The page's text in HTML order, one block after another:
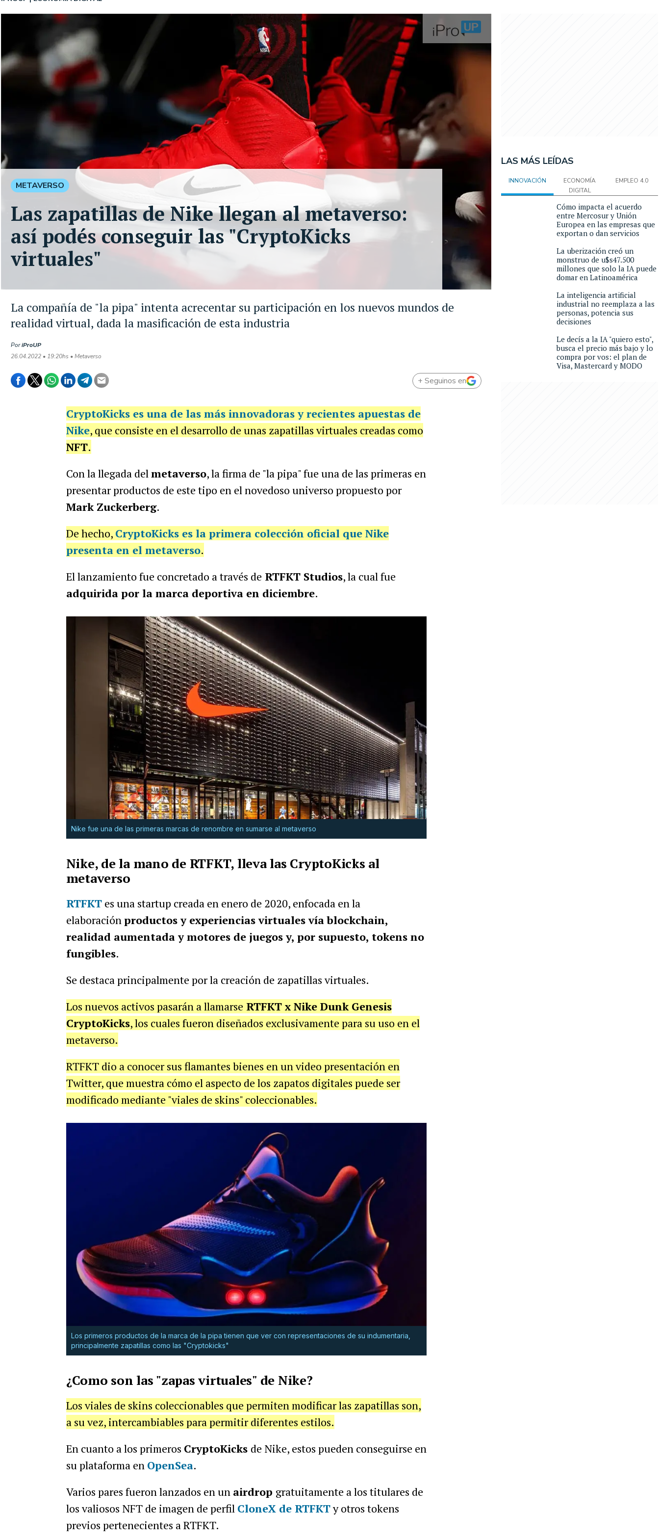
La compañía de "la pipa" intenta acrecentar su participación en los nuevos mundos de
realidad virtual, dada la masificación de esta industria
PoriProUP
26.04.2022 • 19:20hs • Metaverso
METAVERSO
Las zapatillas de Nike llegan al metaverso:
así podés conseguir las "CryptoKicks
virtuales"
+ Seguinos en
CryptoKicks es una de las más innovadoras y recientes apuestas de
Nike, que consiste en el desarrollo de unas zapatillas virtuales creadas como
NFT.
Con la llegada delmetaverso, la firma de "la pipa" fue una de las primeras en
presentar productos de este tipo en el novedoso universo propuesto por
Mark Zuckerberg.
De hecho, CryptoKicks es la primera colección oficial que Nike
presenta en el metaverso.
El lanzamiento fue concretado a través de RTFKT Studios, la cual fue
adquirida por la marca deportiva en diciembre.
Nike fue una de las primeras marcas de renombre en sumarse al metaverso
Nike, de la mano de RTFKT, lleva las CryptoKicks al
metaverso
RTFKTes una startup creada en enero de 2020, enfocada en la
elaboraciónproductos y experiencias virtuales vía blockchain,
realidad aumentada y motores de juegos y, por supuesto, tokens no
fungibles.
Se destaca principalmente por la creación de zapatillas virtuales.
Los nuevos activos pasarán a llamarse RTFKT x Nike Dunk Genesis
CryptoKicks, los cuales fueron diseñados exclusivamente para su uso en el
metaverso.
RTFKT dio a conocer sus flamantes bienes en un video presentación en
Twitter, que muestra cómo el aspecto de los zapatos digitales puede ser
modificado mediante "viales de skins" coleccionables.
Los primeros productos de la marca de la pipa tienen que ver con representaciones de su indumentaria,
principalmente zapatillas como las "Cryptokicks"
¿Como son las "zapas virtuales" de Nike?
Los viales de skins coleccionables que permiten modificar las zapatillas son,
a su vez, intercambiables para permitir diferentes estilos.
En cuanto a los primeros CryptoKicks de Nike, estos pueden conseguirse en
su plataforma en OpenSea.
Varios pares fueron lanzados en un airdrop gratuitamente a los titulares de
los valiosos NFT de imagen de perfil CloneX de RTFKTy otros tokens
previos pertenecientes a RTFKT.
LAS MÁS LEÍDAS
INNOVACIÓN
ECONOMÍA
DIGITAL
EMPLEO 4.0
Cómo impacta el acuerdo
entre Mercosur y Unión
Europea en las empresas que
exportan o dan servicios
La uberización creó un
monstruo de u$s47.500
millones que solo la IA puede
domar en Latinoamérica
La inteligencia artificial
industrial no reemplaza a las
personas, potencia sus
decisiones
Le decís a la IA "quiero esto",
busca el precio más bajo y lo
compra por vos: el plan de
Visa, Mastercard y MODO